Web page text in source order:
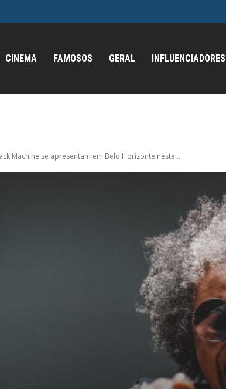
CINEMA FAMOSOS GERAL INFLUENCIADORES
Machine se apresentam em Belo Horizonte neste...